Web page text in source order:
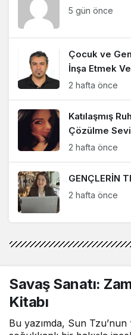
HANDE
AYDIN
AYDIN
Gül Akpınar
5 gün önce
Çocuk ve
İnşa Etmek
2 hafta önce
Katılaşmış
Çözülme
2 hafta önce
GENÇLERİN
2 hafta önce
Savaş Sanatı:
Kitabı
Bu yazımda, Sun Tzu’nun